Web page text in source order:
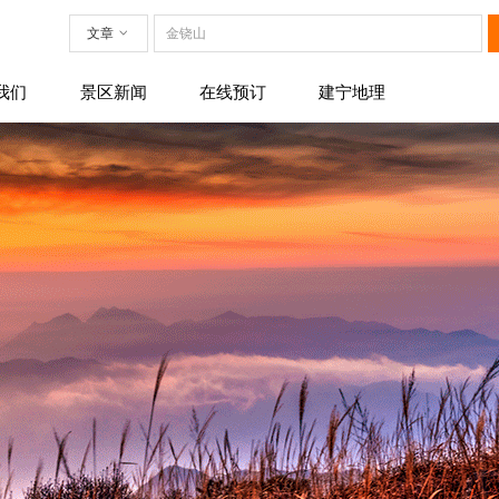
们 景区新闻 在线预订 建宁地理
文章 ꀁ